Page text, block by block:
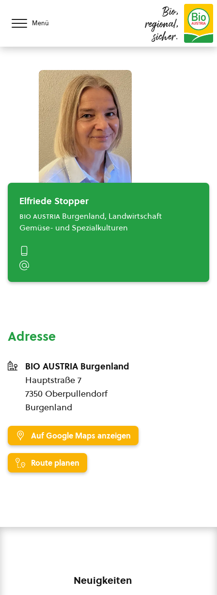
Menü
Bio,
regional,
sicher.
Elfriede Stopper
bio austria Burgenland, Landwirtschaft
Gemüse- und Spezialkulturen
Adresse
BIO AUSTRIA Burgenland
Hauptstraße 7
7350 Oberpullendorf
Burgenland
Auf Google Maps anzeigen
Route planen
Neuigkeiten